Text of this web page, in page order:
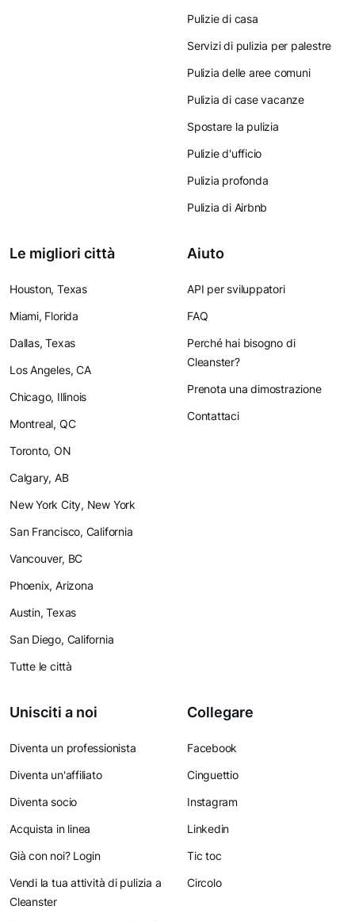
Pulizie di casa
Servizi di pulizia per palestre
Pulizia delle aree comuni
Pulizia di case vacanze
Spostare la pulizia
Pulizie d'ufficio
Pulizia profonda
Pulizia di Airbnb
Le migliori città
Houston, Texas
Miami, Florida
Dallas, Texas
Los Angeles, CA
Chicago, Illinois
Montreal, QC
Toronto, ON
Calgary, AB
New York City, New York
San Francisco, California
Vancouver, BC
Phoenix, Arizona
Austin, Texas
San Diego, California
Tutte le città
Aiuto
API per sviluppatori
FAQ
Perché hai bisogno di
Cleanster?
Prenota una dimostrazione
Contattaci
Unisciti a noi
Diventa un professionista
Diventa un'affiliato
Diventa socio
Acquista in linea
Già con noi? Login
Vendi la tua attività di pulizia a
Cleanster
Collegare
Facebook
Cinguettio
Instagram
Linkedin
Tic toc
Circolo